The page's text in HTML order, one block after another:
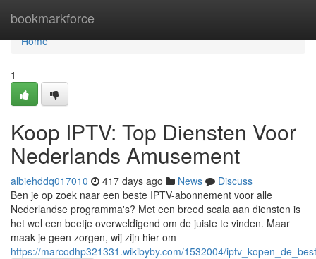
bookmarkforce
Home
Home
1
Koop IPTV: Top Diensten Voor
Nederlands Amusement
albiehddq017010 417 days ago News
Discuss
Ben je op zoek naar een beste IPTV-abonnement voor alle
Nederlandse programma's? Met een breed scala aan diensten is
het wel een beetje overweldigend om de juiste te vinden. Maar
maak je geen zorgen, wij zijn hier om
https://marcodhp321331.wikibyby.com/1532004/